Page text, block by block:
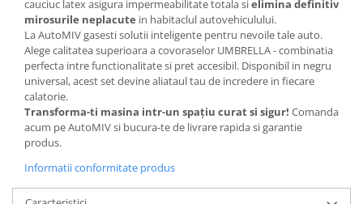
cauciuc latex asigura impermeabilitate totala sielimina definitiv
mirosurile neplacute in habitaclul autovehiculului.
La AutoMIV gasesti solutii inteligente pentru nevoile tale auto.
Alege calitatea superioara a covoraselor UMBRELLA - combinatia
perfecta intre functionalitate si pret accesibil. Disponibil in negru
universal, acest set devine aliataul tau de incredere in fiecare
calatorie.
Transforma-ti masina intr-un spațiu curat si sigur! Comanda
acum pe AutoMIV si bucura-te de livrare rapida si garantie
produs.
Informatii conformitate produs